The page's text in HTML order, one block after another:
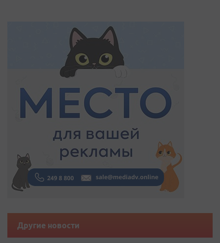
Другие новости